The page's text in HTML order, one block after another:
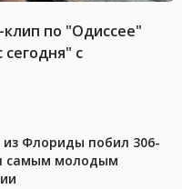
по "Одиссее"
с
Флориды побил 306-
самым молодым